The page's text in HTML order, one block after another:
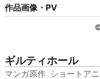
作品画像・PV
ギルティホール
マンガ原作 ショートアニ